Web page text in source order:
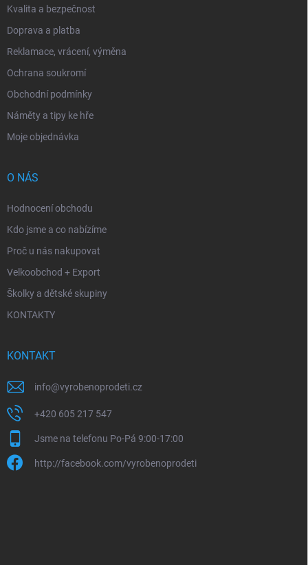
Kvalita a bezpečnost
Doprava a platba
Reklamace, vrácení, výměna
Ochrana soukromí
Obchodní podmínky
Náměty a tipy ke hře
Moje objednávka
O NÁS
Hodnocení obchodu
Kdo jsme a co nabízíme
Proč u nás nakupovat
Velkoobchod + Export
Školky a dětské skupiny
KONTAKTY
KONTAKT
info@vyrobenoprodeti.cz
+420 605 217 547
Jsme na telefonu Po-Pá 9:00-17:00
http://facebook.com/vyrobenoprodeti